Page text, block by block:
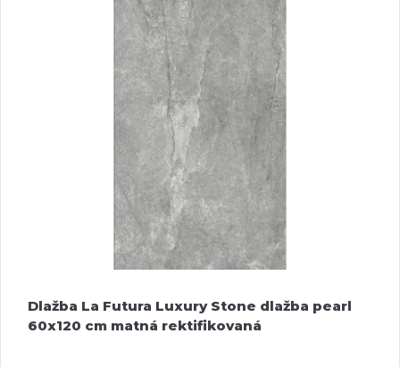
Dlažba La Futura Luxury Stone dlažba pearl
60x120 cm matná rektifikovaná